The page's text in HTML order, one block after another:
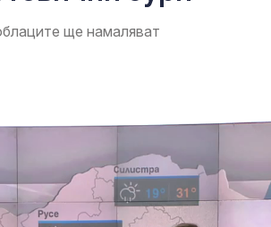
ще намаляват